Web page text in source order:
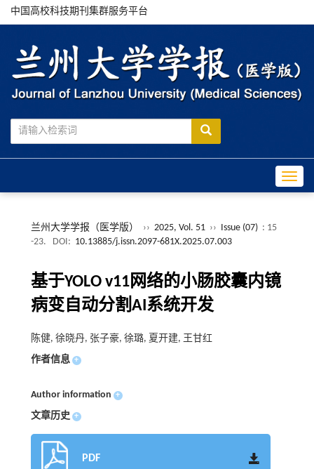
中国高校科技期刊集群服务平台
兰州大学学报（医学版） ›› 2025, Vol. 51 ›› Issue (07) : 15
-23.
DOI: 10.13885/j.issn.2097-681X.2025.07.003
基于YOLO v11网络的小肠胶囊内镜
病变自动分割AI系统开发
陈健, 徐晓丹, 张子豪, 徐璐, 夏开建, 王甘红
作者信息 +
Author information +
文章历史 +
PDF